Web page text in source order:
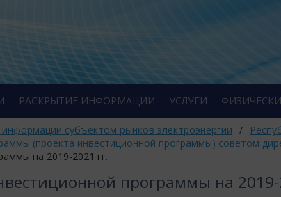
РАСКРЫТИЕ ИНФОРМАЦИИ УСЛУГИ
информации субъектом рынков электроэнергии /
(проекта инвестиционной программы) советом
на 2019-2021 гг.
программы на 2019-